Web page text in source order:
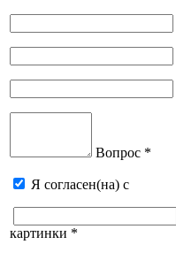
Вопрос *
Я согласен(на) с
картинки *